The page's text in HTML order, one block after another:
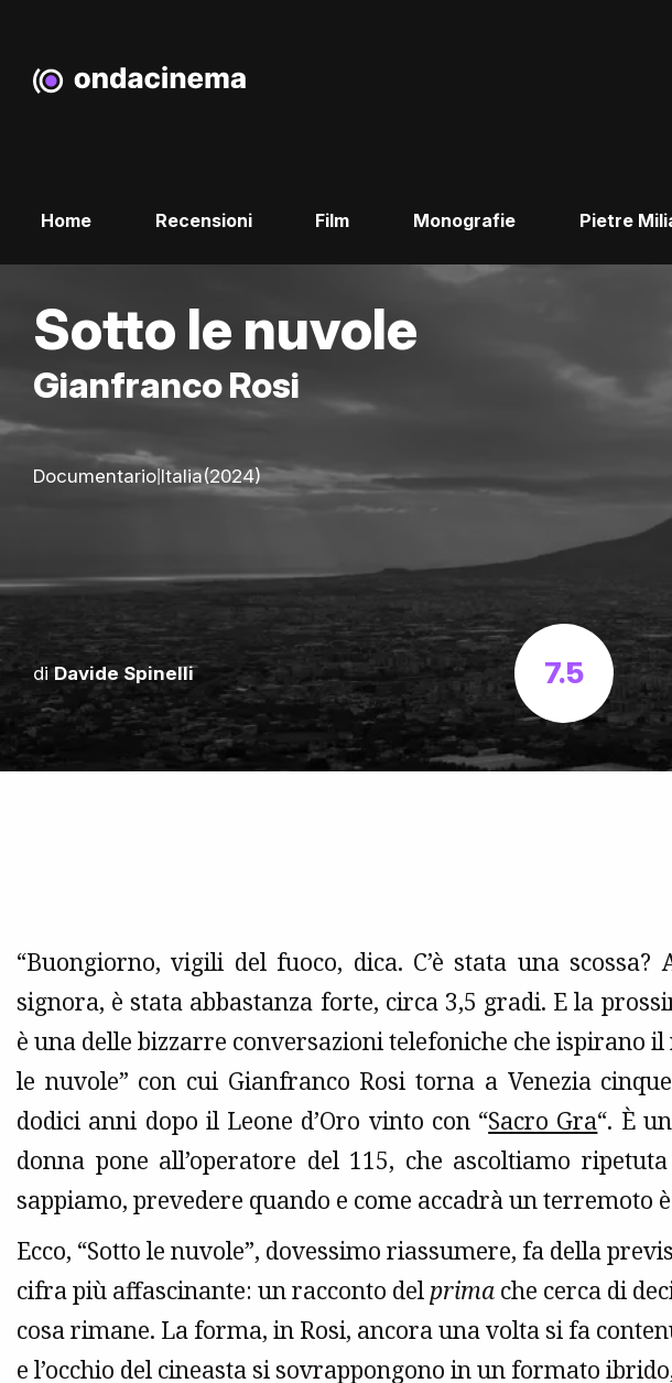
Home Recensioni Film Monografie Pietre
Sotto le nuvole
Gianfranco Rosi
Documentario|Italia(2024)
diDavide Spinelli 7.5
“Buongiorno, vigili del fuoco, dica. C’è stata una
signora, è stata abbastanza forte, circa 3,5 gradi. E la
è una delle bizzarre conversazioni telefoniche che ispirano
le nuvole” con cui Gianfranco Rosi torna a Venezia
dodici anni dopo il Leone d’Oro vinto con “Sacro Gra“. È
donna pone all’operatore del 115, che ascoltiamo
sappiamo, prevedere quando e come accadrà un terremoto
Ecco, “Sotto le nuvole”, dovessimo riassumere, fa della
cifra più affascinante: un racconto del prima che cerca di
cosa rimane. La forma, in Rosi, ancora una volta si fa
e l’occhio del cineasta si sovrappongono in un formato